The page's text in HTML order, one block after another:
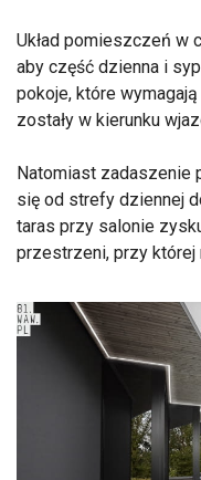
Układ pomieszczeń w
aby część dzienna i
pokoje, które
zostały w kierunku
Natomiast zadaszenie
się od strefy dziennej
taras przy salonie
przestrzeni, przy której